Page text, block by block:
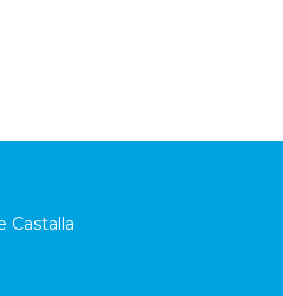
Castalla